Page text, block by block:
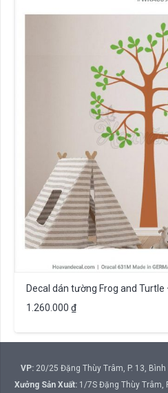
Decal dán tường Frog and Turtle
1.260.000 ₫
VP:20/25 Đặng Thùy Trâm, P. 13, Bình
Xưởng Sản Xuất: 1/7S Đặng Thùy Trâm,